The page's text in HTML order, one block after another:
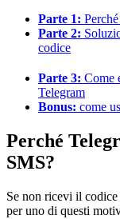
Parte 1:
Parte 2:
codice
Parte 3: Come
Telegram
Bonus: come
Perché
SMS?
Se non ricevi il
per uno di questi